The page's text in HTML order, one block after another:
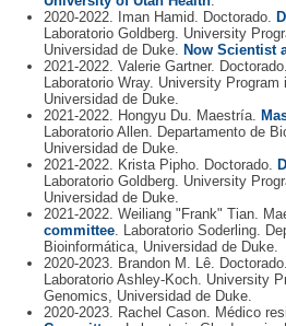
2020-2022. Iman Hamid. Doctorado.
Laboratorio Goldberg. University
Universidad de Duke.
Now Scientist
2021-2022. Valerie Gartner. Doctorado.
Laboratorio Wray. University
Universidad de Duke.
2021-2022. Hongyu Du. Maestría.
Laboratorio Allen. Departamento de
Universidad de Duke.
2021-2022. Krista Pipho. Doctorado.
Laboratorio Goldberg. University
Universidad de Duke.
2021-2022. Weiliang "Frank" Tian.
committee . Laboratorio Soderling.
Bioinformática, Universidad de Duke.
2020-2023. Brandon M. Lê. Doctorado.
Laboratorio Ashley-Koch. University
Genomics, Universidad de Duke.
2020-2023. Rachel Cason. Médico